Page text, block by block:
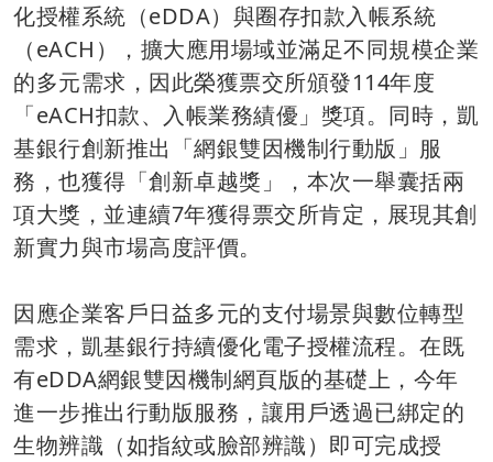
化授權系統（eDDA）與圈存扣款入帳系統
（eACH），擴大應用場域並滿足不同規模企業
的多元需求，因此榮獲票交所頒發114年度
「eACH扣款、入帳業務績優」獎項。同時，凱
基銀行創新推出「網銀雙因機制行動版」服
務，也獲得「創新卓越獎」，本次一舉囊括兩
項大獎，並連續7年獲得票交所肯定，展現其創
新實力與市場高度評價。
因應企業客戶日益多元的支付場景與數位轉型
需求，凱基銀行持續優化電子授權流程。在既
有eDDA網銀雙因機制網頁版的基礎上，今年
進一步推出行動版服務，讓用戶透過已綁定的
生物辨識（如指紋或臉部辨識）即可完成授